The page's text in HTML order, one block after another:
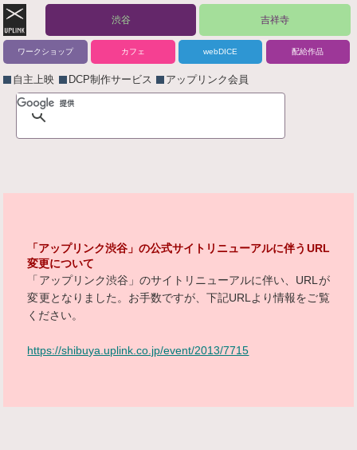
渋谷 吉祥寺
ワークショップ カフェ webDICE 配給作品
自主上映 DCP制作サービス アップリンク会員
「アップリンク渋谷」の公式サイトリニューアルに伴うURL
変更について
「アップリンク渋谷」のサイトリニューアルに伴い、URLが
変更となりました。お手数ですが、下記URLより情報をご覧
ください。
https://shibuya.uplink.co.jp/event/2013/7715